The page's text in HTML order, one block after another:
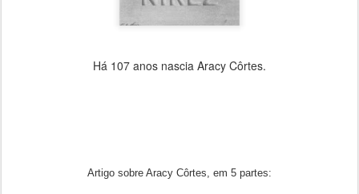
Há 107 anos nascia Aracy Côrtes.
Artigo sobre Aracy Côrtes, em 5 partes: